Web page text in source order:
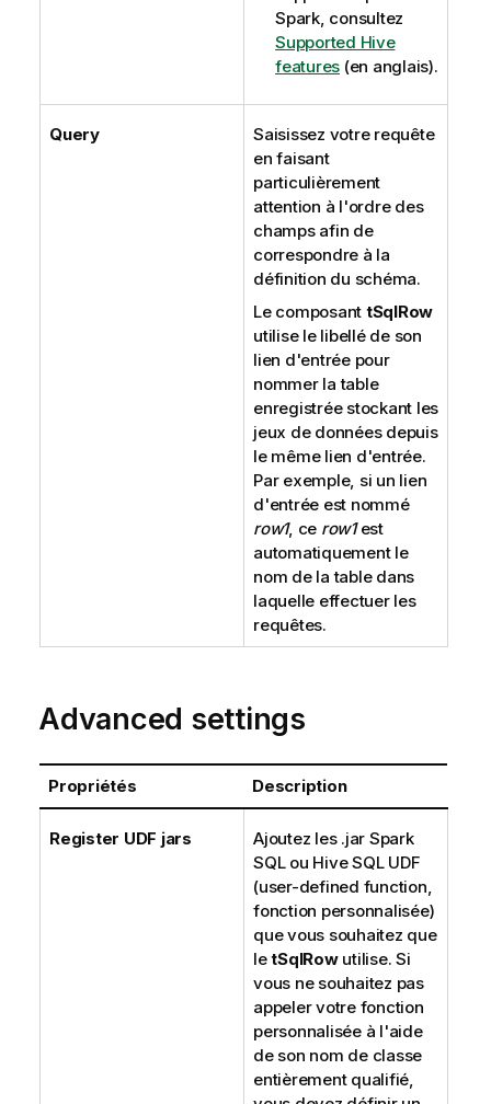
Spark, consultez
Supported Hive
features (en anglais).
Query
Saisissez votre requête
en faisant
particulièrement
attention à l'ordre des
champs afin de
correspondre à la
définition du schéma.
Le composant tSqlRow
utilise le libellé de son
lien d'entrée pour
nommer la table
enregistrée stockant les
jeux de données depuis
le même lien d'entrée.
Par exemple, si un lien
d'entrée est nommé
row1, ce row1est
automatiquement le
nom de la table dans
laquelle effectuer les
requêtes.
Advanced settings
Propriétés Description
Register UDF jars
Ajoutez les .jar Spark
SQL ou Hive SQL UDF
(user-defined function,
fonction personnalisée)
que vous souhaitez que
letSqlRowutilise. Si
vous ne souhaitez pas
appeler votre fonction
personnalisée à l'aide
de son nom de classe
entièrement qualifié,